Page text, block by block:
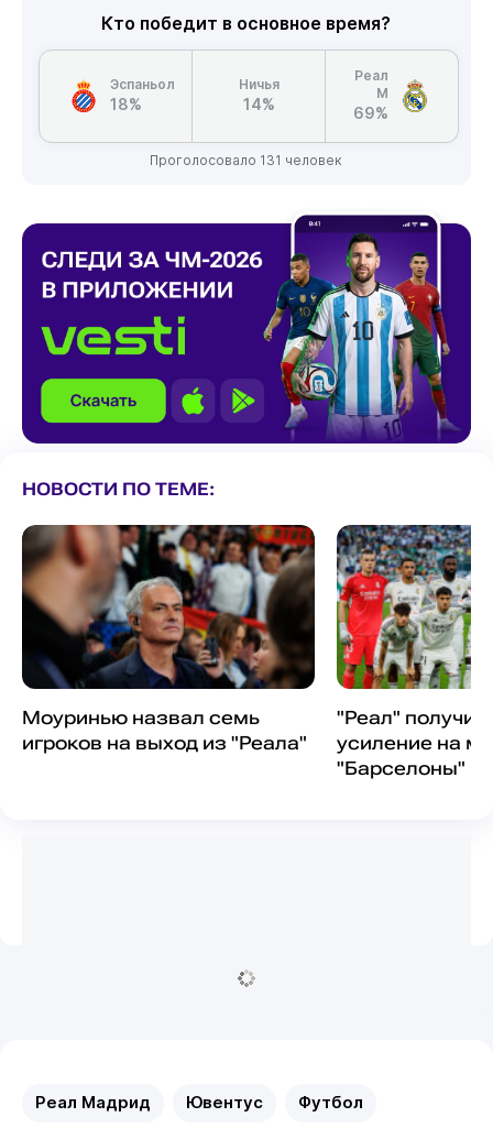
Кто победит в основное время?
Эспаньол
18%
Ничья
14%
Реал
М
69%
Проголосовало 131 человек
НОВОСТИ ПО ТЕМЕ:
Моуринью назвал семь
игроков на выход из "Реала"
"Реал"
усиление на
"Барселоны"
Реал Мадрид Ювентус Футбол